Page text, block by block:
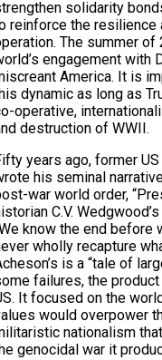
solidarity
reinforce the
The summer
engagement with
America. It is
dynamic as long as
operative,
destruction of WWII.
years ago, former
his seminal
war world order,
C.V.
know the end before
wholly recapture
is a “tale of
failures, the
It focused on the
would overpower
nationalism
genocidal war it